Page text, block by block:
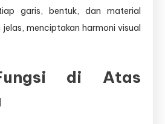
garis, bentuk, dan material
menciptakan harmoni visual
di Atas